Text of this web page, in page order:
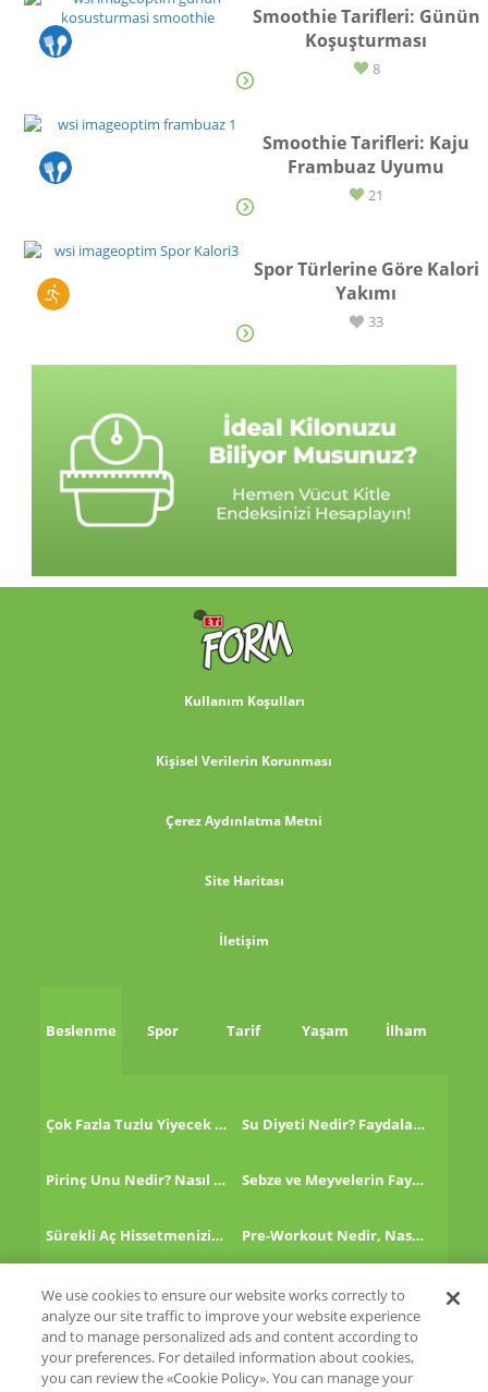
Smoothie Tarifleri: Günün
Koşuşturması
8
Smoothie Tarifleri: Kaju
Frambuaz Uyumu
21
Spor Türlerine Göre Kalori
Yakımı
33
Kullanım Koşulları
Kişisel Verilerin Korunması
Çerez Aydınlatma Metni
Site Haritası
İletişim
Beslenme Spor Tarif Yaşam İlham
Çok Fazla Tuzlu Yiyecek Tükettikten Sonra Ne Yapmalı? Su Diyeti Nedir? Faydaları Nelerdir?
Pirinç Unu Nedir? Nasıl Tüketilir? Sebze ve Meyvelerin Faydaları!
Sürekli Aç Hissetmenizin 8 Nedeni! Pre-Workout Nedir, Nasıl Kullanılır?
Kinoa Nedir, Nasıl Tüketilir?
We use cookies to ensure our website works correctly to
analyze our site traffic to improve your website experience
and to manage personalized ads and content according to
your preferences. For detailed information about cookies,
you can review the «Cookie Policy». You can manage your